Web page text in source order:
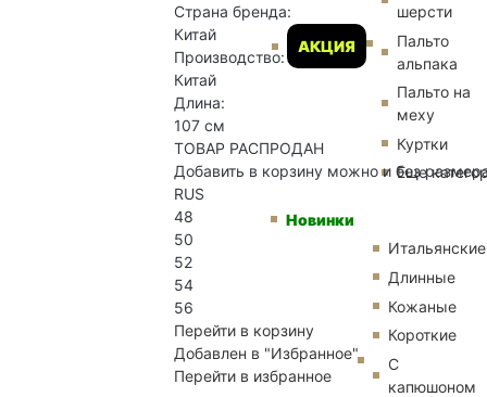
АКЦИЯ
шерсти
Пальто
альпака
Пальто на
меху
Куртки
Еще
Новинки
Итальянские
Длинные
Кожаные
Короткие
С
капюшоном
Страна бренда:
Китай
Производство:
Китай
Длина:
107 см
ТОВАР РАСПРОДАН
Добавить в корзину можно и без
RUS
48
50
52
54
56
Перейти в корзину
Добавлен в "Избранное"
Перейти в избранное